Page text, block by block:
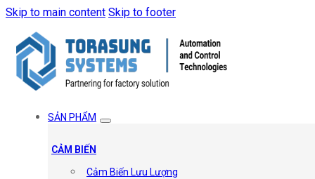
Skip to main content Skip to footer
SẢN PHẨM
CẢM BIẾN
Cảm Biến Lưu Lượng